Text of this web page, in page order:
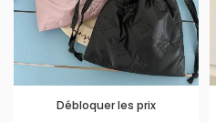
Débloquer les prix